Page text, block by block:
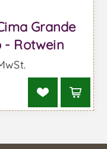
Grande
- Rotwein